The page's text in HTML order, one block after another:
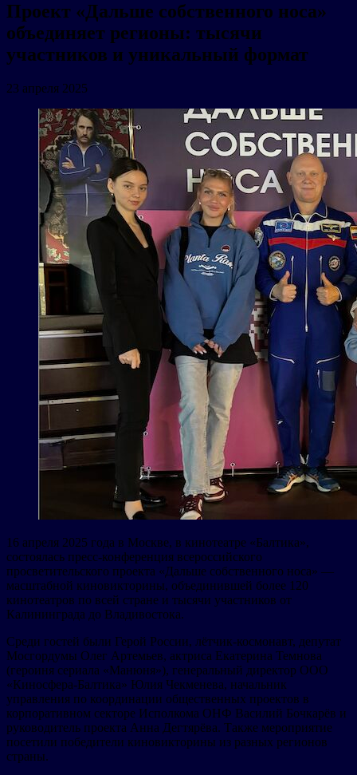
Проект «Дальше собственного носа»
объединяет регионы: тысячи
участников и уникальный формат
23 апреля 2025
16 апреля 2025 года в Москве, в кинотеатре «Балтика»,
состоялась пресс-конференция всероссийского
просветительского проекта «Дальше собственного носа» —
масштабной киновикторины, объединившей более 120
кинотеатров по всей стране и тысячи участников от
Калининграда до Владивостока.
Среди гостей были Герой России, лётчик-космонавт, депутат
Мосгордумы Олег Артемьев, актриса Екатерина Темнова
(героиня сериала «Манюня»), генеральный директор ООО
«Киносфера-Балтика» Юлия Чекменева, начальник
управления по координации общественных проектов в
корпоративном секторе Исполкома ОНФ Василий Бочкарёв и
руководитель проекта Анна Дегтярёва. Также мероприятие
посетили победители киновикторины из разных регионов
страны.